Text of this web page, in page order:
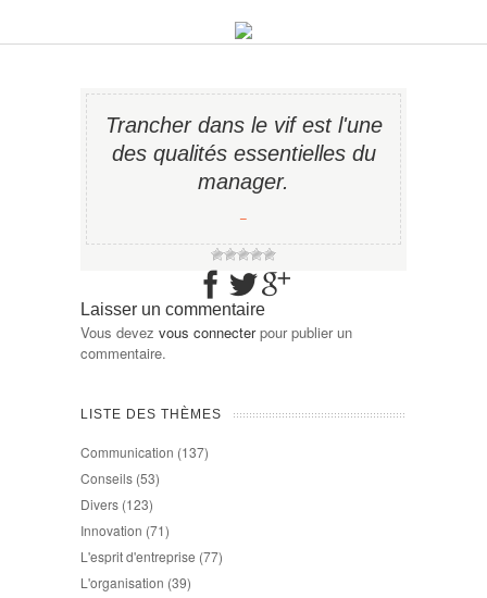
Trancher dans le vif est l'une
des qualités essentielles du
manager.
−
Laisser un commentaire
Vous devez vous connecterpour publier un
commentaire.
LISTE DES THÈMES
Communication (137)
Conseils (53)
Divers (123)
Innovation (71)
L'esprit d'entreprise (77)
L'organisation (39)